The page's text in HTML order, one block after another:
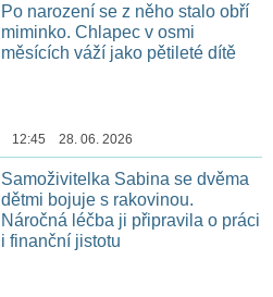
Po narození se z něho stalo obří
miminko. Chlapec v osmi
měsících váží jako pětileté dítě
12:45 28. 06. 2026
Samoživitelka Sabina se dvěma
dětmi bojuje s rakovinou.
Náročná léčba ji připravila o práci
i finanční jistotu